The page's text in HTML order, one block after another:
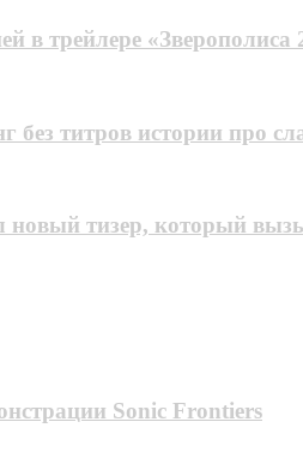
в трейлере «Зверополиса
титров иcтopии пpo
тизер, который
Sonic Frontiers